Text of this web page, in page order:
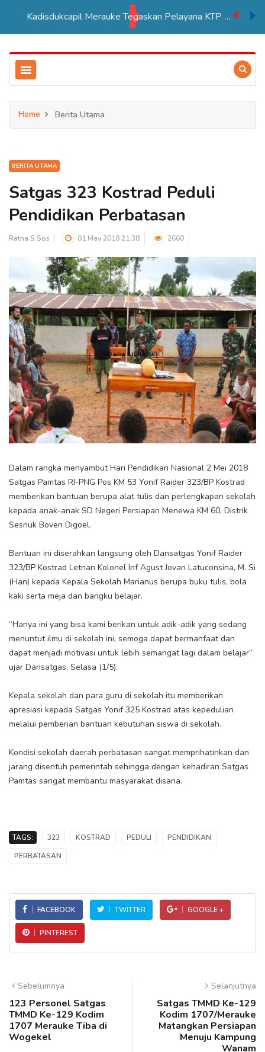
Kadisdukcapil Merauke Tegaskan Pelayana KTP Sesuai SOP
Home Berita Utama
BERITA UTAMA
Satgas 323 Kostrad Peduli
Pendidikan Perbatasan
Ratna S.Sos 01 May 2018 21:38 2660
Dalam rangka menyambut Hari Pendidikan Nasional 2 Mei 2018
Satgas Pamtas RI-PNG Pos KM 53 Yonif Raider 323/BP Kostrad
memberikan bantuan berupa alat tulis dan perlengkapan sekolah
kepada anak-anak SD Negeri Persiapan Menewa KM 60, Distrik
Sesnuk Boven Digoel.
Bantuan ini diserahkan langsung oleh Dansatgas Yonif Raider
323/BP Kostrad Letnan Kolonel Inf Agust Jovan Latuconsina, M. Si
(Han) kepada Kepala Sekolah Marianus berupa buku tulis, bola
kaki serta meja dan bangku belajar.
“Hanya ini yang bisa kami berikan untuk adik-adik yang sedang
menuntut ilmu di sekolah ini, semoga dapat bermanfaat dan
dapat menjadi motivasi untuk lebih semangat lagi dalam belajar”
ujar Dansatgas, Selasa (1/5).
Kepala sekolah dan para guru di sekolah itu memberikan
apresiasi kepada Satgas Yonif 325 Kostrad atas kepedulian
melalui pemberian bantuan kebutuhan siswa di sekolah.
Kondisi sekolah daerah perbatasan sangat memprihatinkan dan
jarang disentuh pemerintah sehingga dengan kehadiran Satgas
Pamtas sangat membantu masyarakat disana.
TAGS: 323 KOSTRAD PEDULI
PENDIDIKAN
PERBATASAN
FACEBOOK TWITTER GOOGLE +
PINTEREST
Sebelumnya
123 Personel Satgas
TMMD Ke-129 Kodim
1707 Merauke Tiba di
Wogekel
Selanjutnya
Satgas TMMD Ke-129
Kodim 1707/Merauke
Matangkan Persiapan
Menuju Kampung
Wanam